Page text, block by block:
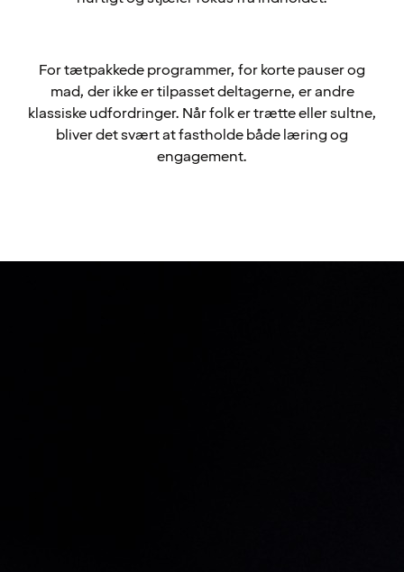
For tætpakkede programmer, for korte pauser og
mad, der ikke er tilpasset deltagerne, er andre
klassiske udfordringer. Når folk er trætte eller sultne,
bliver det svært at fastholde både læring og
engagement.